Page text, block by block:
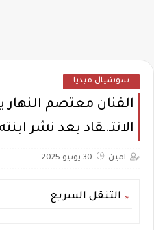
سوشيال ميديا
الفنان معتصم النهار
الانتـ.ـقاد بعد نشر
امين 30 يونيو 2025
التنقل السريع